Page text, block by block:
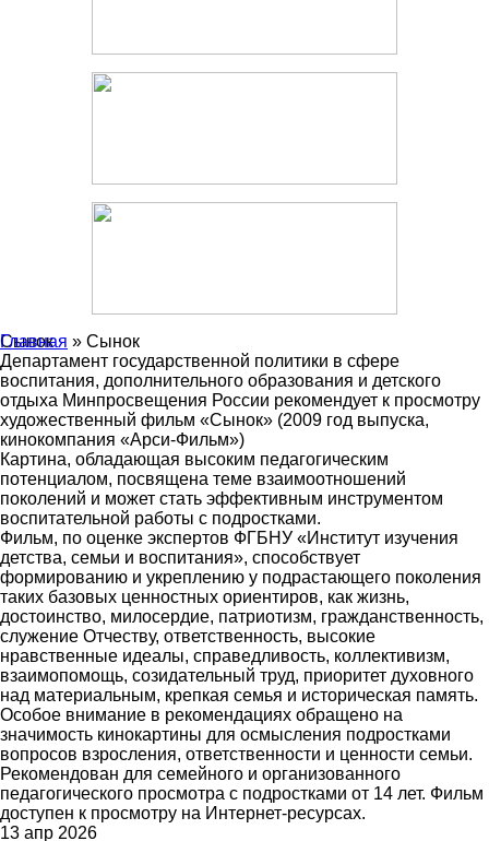
Главная » Сынок
Сынок
Департамент государственной политики в сфере
воспитания, дополнительного образования и детского
отдыха Минпросвещения России рекомендует к просмотру
художественный фильм «Сынок» (2009 год выпуска,
кинокомпания «Арси-Фильм»)
Картина, обладающая высоким педагогическим
потенциалом, посвящена теме взаимоотношений
поколений и может стать эффективным инструментом
воспитательной работы с подростками.
Фильм, по оценке экспертов ФГБНУ «Институт изучения
детства, семьи и воспитания», способствует
формированию и укреплению у подрастающего поколения
таких базовых ценностных ориентиров, как жизнь,
достоинство, милосердие, патриотизм, гражданственность,
служение Отчеству, ответственность, высокие
нравственные идеалы, справедливость, коллективизм,
взаимопомощь, созидательный труд, приоритет духовного
над материальным, крепкая семья и историческая память.
Особое внимание в рекомендациях обращено на
значимость кинокартины для осмысления подростками
вопросов взросления, ответственности и ценности семьи.
Рекомендован для семейного и организованного
педагогического просмотра с подростками от 14 лет. Фильм
доступен к просмотру на Интернет-ресурсах.
13 апр 2026